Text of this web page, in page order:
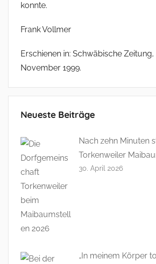
konnte.
Frank Vollmer
Erschienen in: Schwäbische Zeitung,
November 1999.
Neueste Beiträge
Nach zehn Minuten
Torkenweiler
30. April 2026
„In meinem Körper